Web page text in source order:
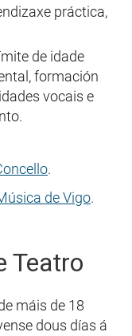
práctica,
de idade
formación
vocais e
.
de Vigo.
Teatro
máis de 18
dous días á